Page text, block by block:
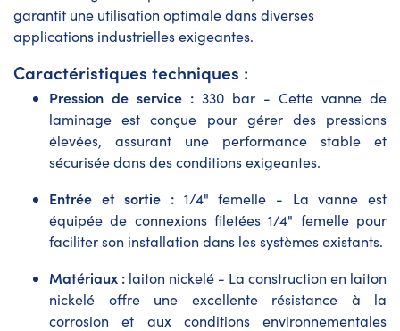
garantit une utilisation optimale dans diverses
applications industrielles exigeantes.
Caractéristiques techniques :
Pression de service : 330 bar - Cette vanne de
laminage est conçue pour gérer des pressions
élevées, assurant une performance stable et
sécurisée dans des conditions exigeantes.
Entrée et sortie : 1/4" femelle - La vanne est
équipée de connexions filetées 1/4" femelle pour
faciliter son installation dans les systèmes existants.
Matériaux : laiton nickelé - La construction en laiton
nickelé offre une excellente résistance à la
corrosion et aux conditions environnementales